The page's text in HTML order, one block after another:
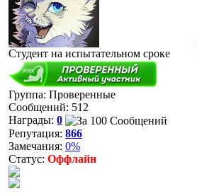
Студент на испытательном сроке
Группа: Проверенные
Сообщений: 512
Награды: 0
Репутация: 866
Замечания: 0%
Статус: Оффлайн